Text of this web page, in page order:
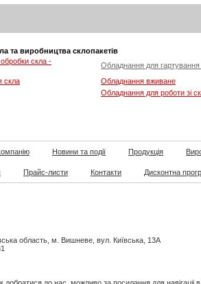
та виробництва склопакетів
скла -
Обладнання для
скла
Обладнання вживане
Обладнання для роботи зі
Новини та події Продукція
Прайс-листи Контакти Дисконтна
область, м. Вишневе, вул. Київська, 13А